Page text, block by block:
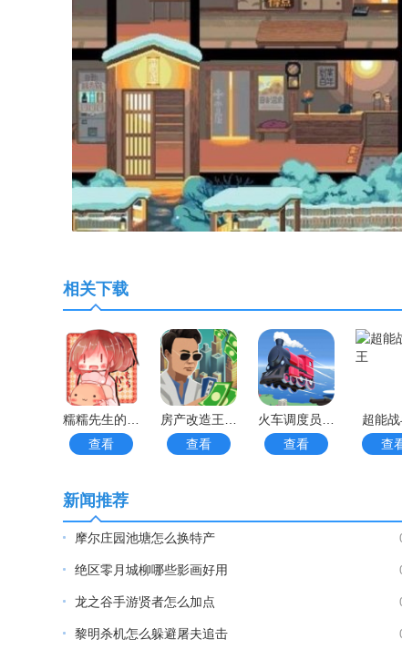
3、不同季节会举办特色活动，增添经营乐趣。
手游背景
1、这是一个被白雪覆盖的温泉小镇，继承一家历史
2、小镇因独特的温泉资源而闻名，吸引着各地游客
3、作为新一代经营者，肩负着振兴老字号旅馆的重
手游内容
2、随着旅馆规模扩大，还要合理调配员工，提升服
3、定期举办的节日活动能带来更多客流，提前做好
4、靠谱FC网玩家可通过完成各种经营目标获得奖励
5、不同类型的客人有着各自的喜好，要因人制宜。
相关下载
查看
查看
查看
超能
查
新闻推荐
摩尔庄园池塘怎么换特产
绝区零月城柳哪些影画好用
龙之谷手游贤者怎么加点
黎明杀机怎么躲避屠夫追击